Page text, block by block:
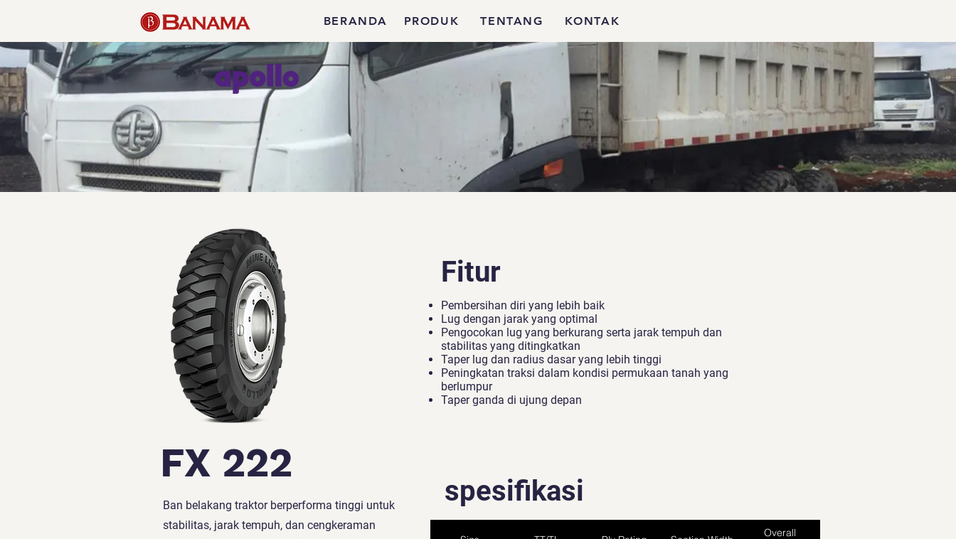
BERANDA PRODUK TENTANG KONTAK
FX 222
Ban belakang traktor berperforma tinggi untuk
stabilitas, jarak tempuh, dan cengkeraman
Fitur
Pembersihan diri yang lebih baik
Lug dengan jarak yang optimal
Pengocokan lug yang berkurang serta jarak tempuh dan
stabilitas yang ditingkatkan
Taper lug dan radius dasar yang lebih tinggi
Peningkatan traksi dalam kondisi permukaan tanah yang
berlumpur
Taper ganda di ujung depan
spesifikasi
Overall